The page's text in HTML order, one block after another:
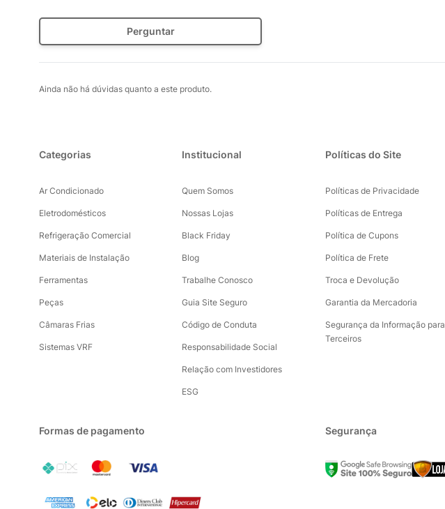
Perguntar
Ainda não há dúvidas quanto a este produto.
Categorias
Ar Condicionado
Eletrodomésticos
Refrigeração Comercial
Materiais de Instalação
Ferramentas
Peças
Câmaras Frias
Sistemas VRF
Institucional
Quem Somos
Nossas Lojas
Black Friday
Blog
Trabalhe Conosco
Guia Site Seguro
Código de Conduta
Responsabilidade Social
Relação com Investidores
ESG
Políticas do Site
Políticas de Privacidade
Políticas de Entrega
Política de Cupons
Política de Frete
Troca e Devolução
Garantia da Mercadoria
Segurança da Informação para
Terceiros
Formas de pagamento Segurança